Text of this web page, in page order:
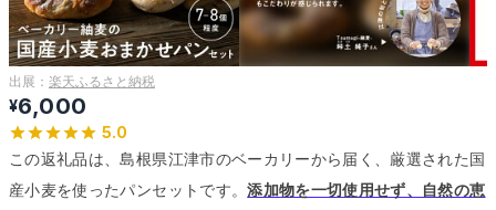
出展： 楽天ふるさと納税
¥6,000
5.0
この返礼品は、島根県江津市のベーカリーから届く、厳選された国
産小麦を使ったパンセットです。添加物を一切使用せず、自然の恵